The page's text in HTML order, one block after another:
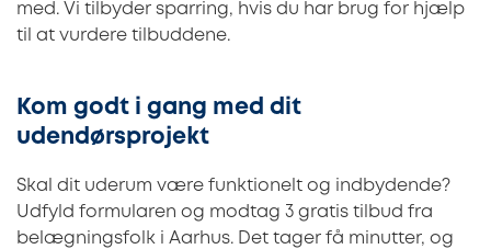
med. Vi tilbyder sparring, hvis du har brug for hjælp
til at vurdere tilbuddene.
Kom godt i gang med dit
udendørsprojekt
Skal dit uderum være funktionelt og indbydende?
Udfyld formularen og modtag 3 gratis tilbud fra
belægningsfolk i Aarhus. Det tager få minutter, og